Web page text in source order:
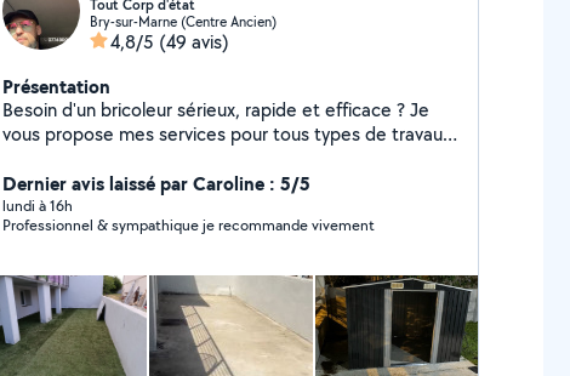
Tout Corp d'état
Bry-sur-Marne (Centre Ancien)
4,8/5 (49 avis)
Présentation
Besoin d'un bricoleur sérieux, rapide et efficace ? Je
vous propose mes services pour tous types de travaux
réparations, installations, finitions, améliorations de
l'habitat et bien plus encore. Travail soigné et de
qualité Ponctualité et sérieux Conseils honnêtes et
besoins Votre satisfaction est ma priorité. Un travail
bien fait, au juste prix. N'hésitez pas à me contacter, je
réponds rapidement et avec plaisir.
Dernier avis laissé par Caroline : 5/5
lundi à 16h
Professionnel & sympathique je recommande vivement